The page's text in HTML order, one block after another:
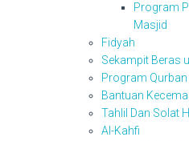
Program
Masjid
Fidyah
Sekampit Beras
Program Qurban
Bantuan
Tahlil Dan Solat
Al-Kahfi